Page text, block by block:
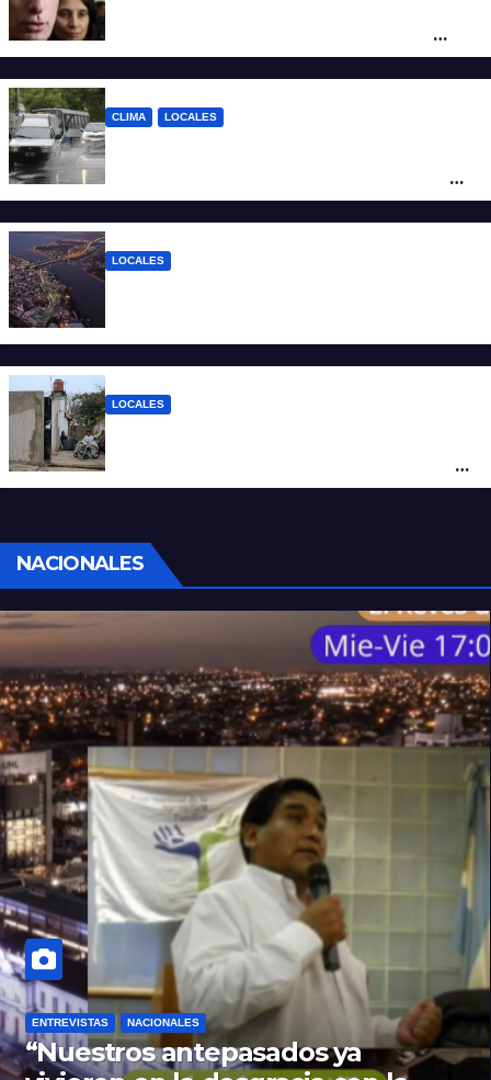
ético y ratificó que la Provincia apelará
CLIMA LOCALES
vientos en Santa Fe: anuncian ráfagas de
hasta 90 km/h, granizo y un brusco
LOCALES
LOCALES
por la Justicia
NACIONALES
ENTREVISTAS NACIONALES
“Nuestros antepasados ya